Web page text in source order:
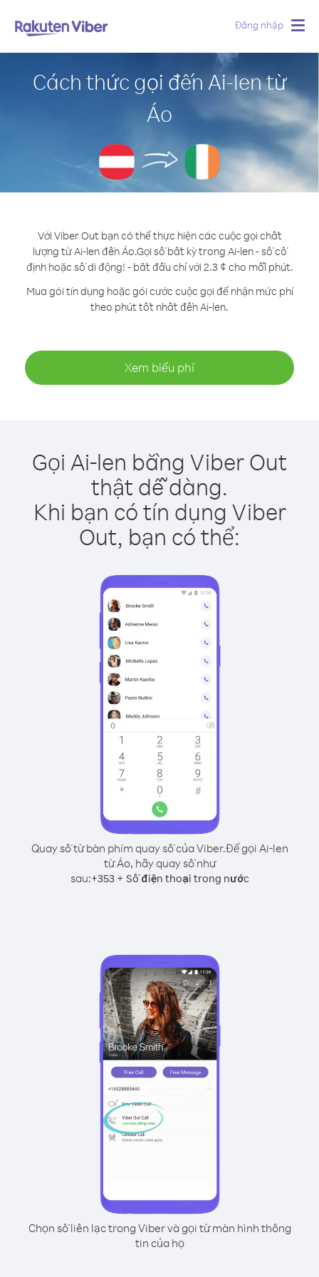
Đăng nhập
Cách thức gọi đến Ai-len từ
Áo
Với Viber Out bạn có thể thực hiện các cuộc gọi chất
lượng từ Ai-len đến Áo.Gọi số bất kỳ trong Ai-len - số cố
định hoặc số di động! - bắt đầu chỉ với 2.3 ¢ cho mỗi phút.
Mua gói tín dụng hoặc gói cước cuộc gọi để nhận mức phí
theo phút tốt nhất đến Ai-len.
Xem biểu phí
Gọi Ai-len bằng Viber Out
thật dễ dàng.
Khi bạn có tín dụng Viber
Out, bạn có thể:
Quay số từ bàn phím quay số của Viber.Để gọi Ai-len
từ Áo, hãy quay số như
sau:+353+ Số điện thoại trong nước
Chọn số liên lạc trong Viber và gọi từ màn hình thông
tin của họ